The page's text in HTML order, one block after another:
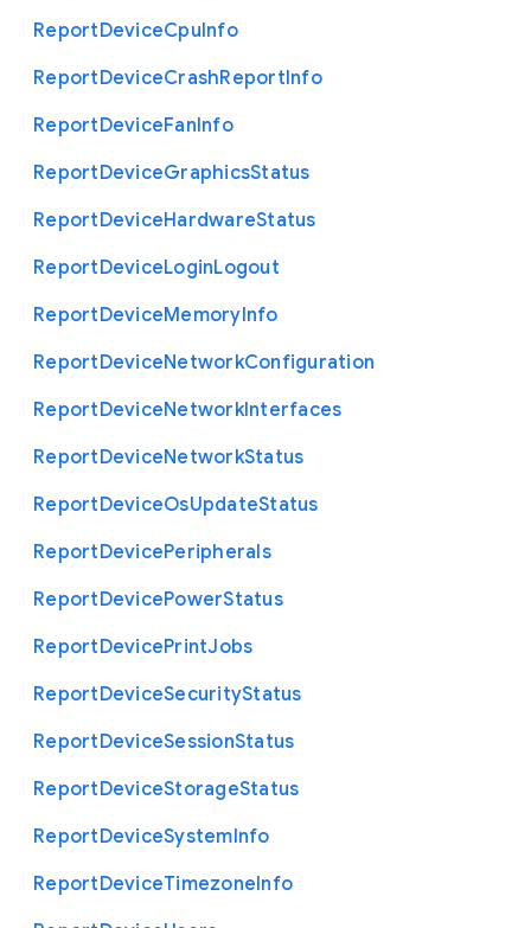
ReportDeviceCpuInfo
ReportDeviceCrashReportInfo
ReportDeviceFanInfo
ReportDeviceGraphicsStatus
ReportDeviceHardwareStatus
ReportDeviceLoginLogout
ReportDeviceMemoryInfo
ReportDeviceNetworkConfiguration
ReportDeviceNetworkInterfaces
ReportDeviceNetworkStatus
ReportDeviceOsUpdateStatus
ReportDevicePeripherals
ReportDevicePowerStatus
ReportDevicePrintJobs
ReportDeviceSecurityStatus
ReportDeviceSessionStatus
ReportDeviceStorageStatus
ReportDeviceSystemInfo
ReportDeviceTimezoneInfo